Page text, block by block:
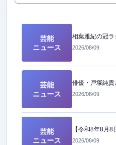
芸能
ニュース
2026/08/09
芸能
ニュース
2026/08/09
芸能
ニュース
2026/08/09